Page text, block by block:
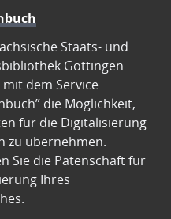
Staats- und
Göttingen
mit dem Service
die Möglichkeit,
für die Digitalisierung
zu übernehmen.
Sie die Patenschaft für
Ihres